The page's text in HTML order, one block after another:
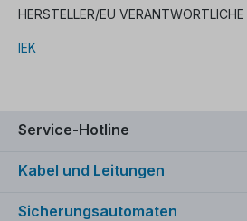
HERSTELLER/EU VERANTWORTLICHE
IEK
Service-Hotline
Kabel und Leitungen
Sicherungsautomaten